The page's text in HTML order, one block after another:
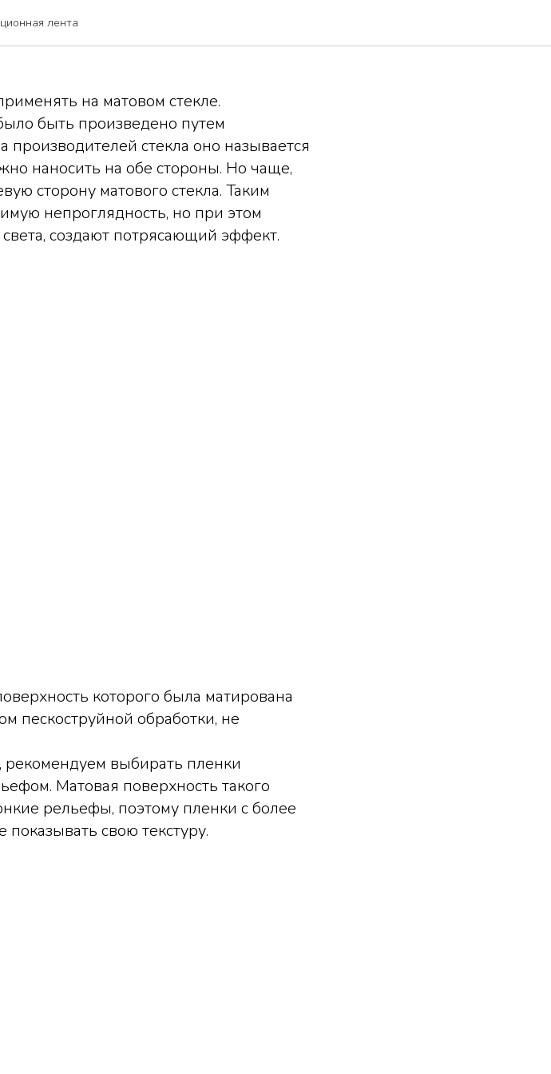
лента
на
на матовом стекле.
быть произведено путем
стекла оно называется
наносить на обе стороны. Но чаще,
сторону матового стекла. Таким
непроглядность, но при этом
создают потрясающий эффект.
которого была матирована
пескоструйной обработки, не
рекомендуем выбирать пленки
Матовая поверхность такого
рельефы, поэтому пленки с более
свою текстуру.